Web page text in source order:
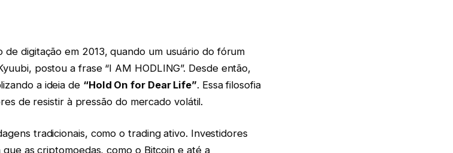
de digitação em 2013, quando um usuário do fórum
postou a frase “I AM HODLING”. Desde então,
a ideia de “Hold On for Dear Life”. Essa filosofia
de resistir à pressão do mercado volátil.
tradicionais, como o trading ativo. Investidores
as criptomoedas, como o Bitcoin e até a